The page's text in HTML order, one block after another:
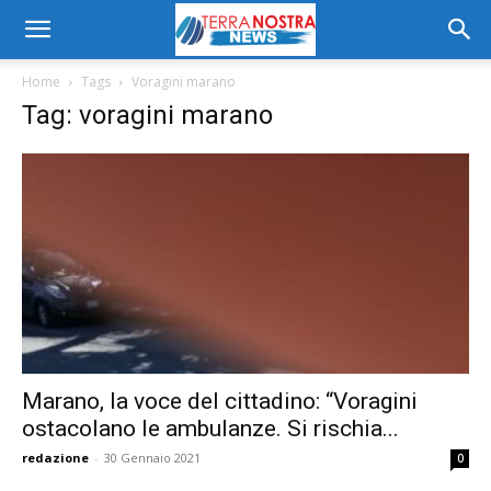
Home Tags Voragini marano
Tag: voragini marano
Marano, la voce del cittadino: “Voragini
ostacolano le ambulanze. Si rischia...
redazione - 30 Gennaio 2021 0